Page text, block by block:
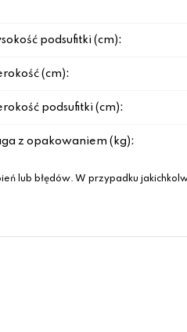
podsufitki (cm):
(cm):
podsufitki (cm):
z opakowaniem (kg):
lub błędów. W przypadku